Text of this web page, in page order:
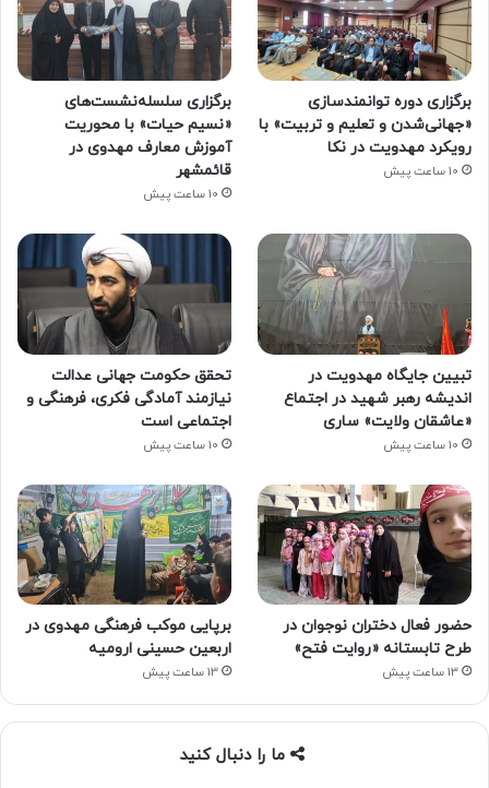
برگزاری دوره توانمندسازی
«جهانی‌شدن و تعلیم و تربیت» با
رویکرد مهدویت در نکا
10 ساعت پیش
برگزاری سلسله‌نشست‌های
«نسیم حیات» با محوریت
آموزش معارف مهدوی در
قائمشهر
10 ساعت پیش
تبیین جایگاه مهدویت در
اندیشه رهبر شهید در اجتماع
«عاشقان ولایت» ساری
10 ساعت پیش
تحقق حکومت جهانی عدالت
نیازمند آمادگی فکری، فرهنگی و
اجتماعی است
10 ساعت پیش
حضور فعال دختران نوجوان در
طرح تابستانه «روایت فتح»
13 ساعت پیش
برپایی موکب فرهنگی مهدوی در
اربعین حسینی ارومیه
13 ساعت پیش
ما را دنبال کنید